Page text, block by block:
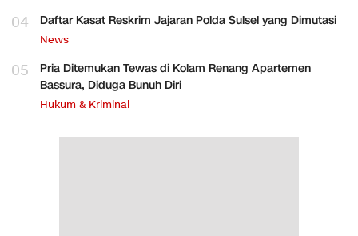
04 Daftar Kasat Reskrim Jajaran Polda Sulsel yang Dimutasi
News
05
Pria Ditemukan Tewas di Kolam Renang Apartemen
Bassura, Diduga Bunuh Diri
Hukum & Kriminal